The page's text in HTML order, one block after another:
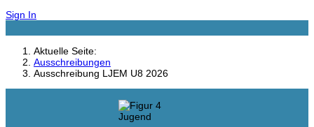
Sign In
Aktuelle Seite:
Ausschreibungen
Ausschreibung LJEM U8 2026